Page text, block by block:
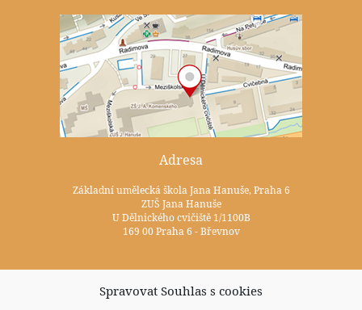
Spravovat Souhlas s cookies
Adresa
Základní umělecká škola Jana Hanuše, Praha 6
ZUŠ Jana Hanuše
U Dělnického cvičiště 1/1100B
169 00 Praha 6 - Břevnov